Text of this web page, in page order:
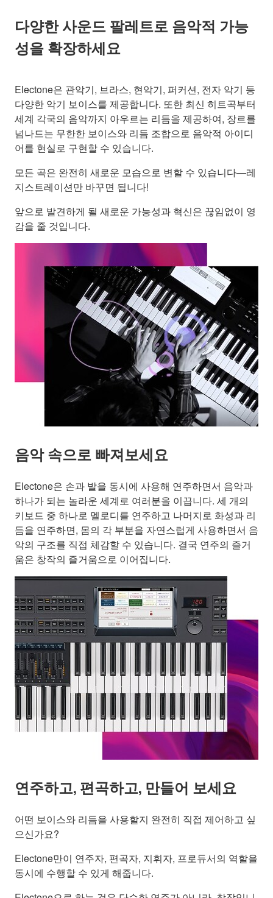
다양한 사운드 팔레트로 음악적 가능
성을 확장하세요
Electone은 관악기, 브라스, 현악기, 퍼커션, 전자 악기 등
다양한 악기 보이스를 제공합니다. 또한 최신 히트곡부터
세계 각국의 음악까지 아우르는 리듬을 제공하여, 장르를
넘나드는 무한한 보이스와 리듬 조합으로 음악적 아이디
어를 현실로 구현할 수 있습니다.
모든 곡은 완전히 새로운 모습으로 변할 수 있습니다—레
지스트레이션만 바꾸면 됩니다!
앞으로 발견하게 될 새로운 가능성과 혁신은 끊임없이 영
감을 줄 것입니다.
음악 속으로 빠져보세요
Electone은 손과 발을 동시에 사용해 연주하면서 음악과
하나가 되는 놀라운 세계로 여러분을 이끕니다. 세 개의
키보드 중 하나로 멜로디를 연주하고 나머지로 화성과 리
듬을 연주하면, 몸의 각 부분을 자연스럽게 사용하면서 음
악의 구조를 직접 체감할 수 있습니다. 결국 연주의 즐거
움은 창작의 즐거움으로 이어집니다.
연주하고, 편곡하고, 만들어 보세요
어떤 보이스와 리듬을 사용할지 완전히 직접 제어하고 싶
으신가요?
Electone만이 연주자, 편곡자, 지휘자, 프로듀서의 역할을
동시에 수행할 수 있게 해줍니다.